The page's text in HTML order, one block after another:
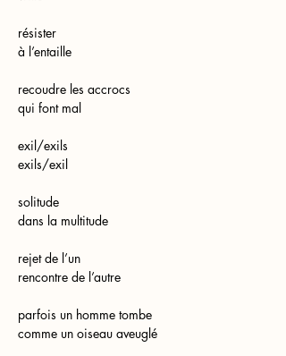
résister
à l’entaille
recoudre les accrocs
qui font mal
exil/exils
exils/exil
solitude
dans la multitude
rejet de l’un
rencontre de l’autre
parfois un homme tombe
comme un oiseau aveuglé